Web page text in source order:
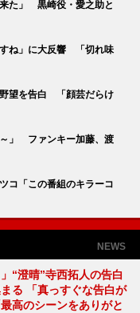
来た」 黒崎役・愛之助と
すね」に大反響 「切れ味
野望を告白 「顔芸だらけ
」 ファンキー加藤、渡
コ「この番組のキラーコ
NEWS
“澄晴”寺西拓人の告白
る 「真っすぐな告白が
高のシーンをありがと